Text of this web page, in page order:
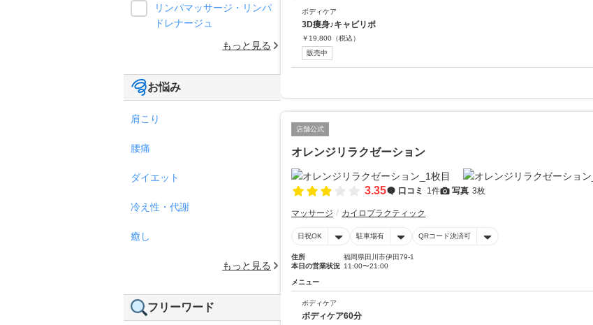
ボディケア
3D痩身♪キャビリポ
￥ 19,800 （税込）
販売中
店舗公式
オレンジリラクゼーション
3.35 口コミ 1件 写真 3枚
マッサージ カイロプラクティック
日祝OK 駐車場有 QRコード決済可
住所
福岡県田川市伊田79-1
本日の営業状況 11:00〜21:00
メニュー
ボディケア
ボディケア60分
リンパマッサージ・リンパ
ドレナージュ
もっと見る
お悩み
肩こり
腰痛
ダイエット
冷え性・代謝
癒し
もっと見る
フリーワード